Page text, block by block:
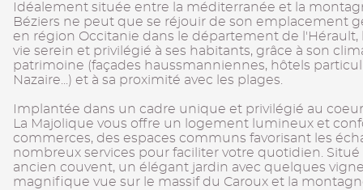
Idéalement située entre la méditerranée et la
Béziers ne peut que se réjouir de son emplacement
en région Occitanie dans le département de l'Hérault,
vie serein et privilégié à ses habitants, grâce à son
patrimoine (façades haussmanniennes, hôtels
Nazaire...) et à sa proximité avec les plages.
Implantée dans un cadre unique et privilégié au
La Majolique vous offre un logement lumineux et
commerces, des espaces communs favorisant les
nombreux services pour faciliter votre quotidien.
ancien couvent, un élégant jardin avec quelques
magnifique vue sur le massif du Caroux et la